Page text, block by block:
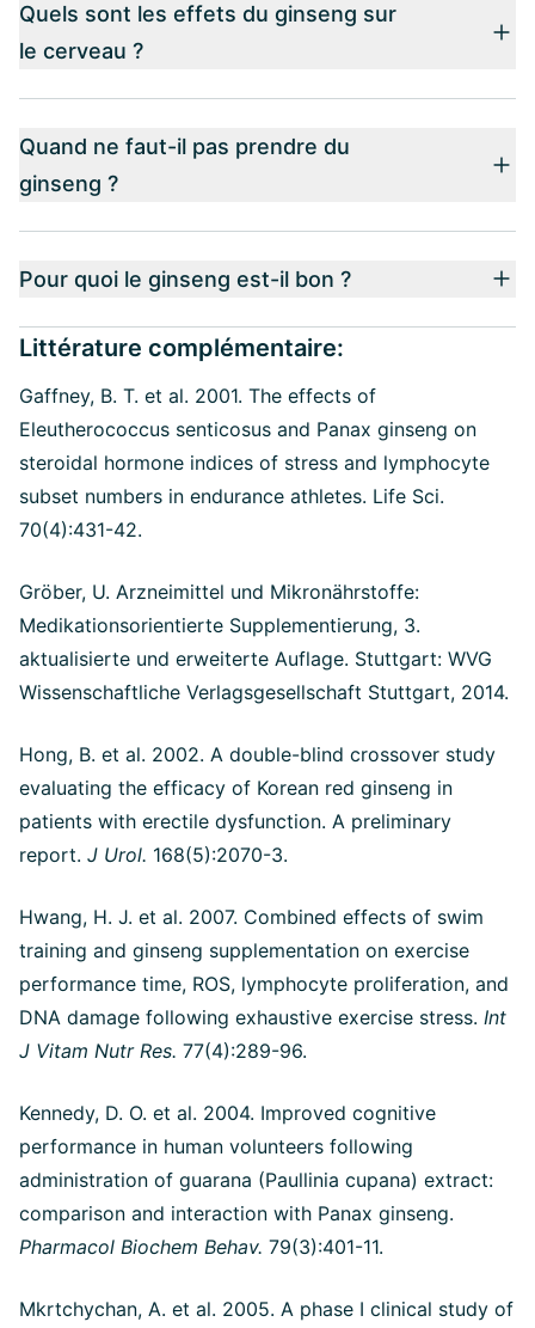
Quels sont les effets du ginseng sur
le cerveau ?
Quand ne faut-il pas prendre du
ginseng ?
Pour quoi le ginseng est-il bon ?
Littérature complémentaire:
Gaffney, B. T. et al. 2001. The effects of
Eleutherococcus senticosus and Panax ginseng on
steroidal hormone indices of stress and lymphocyte
subset numbers in endurance athletes. Life Sci.
70(4):431-42.
Gröber, U. Arzneimittel und Mikronährstoffe:
Medikationsorientierte Supplementierung, 3.
aktualisierte und erweiterte Auflage. Stuttgart: WVG
Wissenschaftliche Verlagsgesellschaft Stuttgart, 2014.
Hong, B. et al. 2002. A double-blind crossover study
evaluating the efficacy of Korean red ginseng in
patients with erectile dysfunction. A preliminary
report. J Urol. 168(5):2070-3.
Hwang, H. J. et al. 2007. Combined effects of swim
training and ginseng supplementation on exercise
performance time, ROS, lymphocyte proliferation, and
DNA damage following exhaustive exercise stress. Int
J Vitam Nutr Res. 77(4):289-96.
Kennedy, D. O. et al. 2004. Improved cognitive
performance in human volunteers following
administration of guarana (Paullinia cupana) extract:
comparison and interaction with Panax ginseng.
Pharmacol Biochem Behav. 79(3):401-11.
Mkrtchychan, A. et al. 2005. A phase I clinical study of